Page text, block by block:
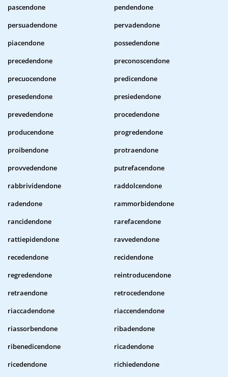
pascendone
pendendone
persuadendone
pervadendone
piacendone
possedendone
precedendone
preconoscendone
precuocendone
predicendone
presedendone
presiedendone
prevedendone
procedendone
producendone
progredendone
proibendone
protraendone
provvedendone
putrefacendone
rabbrividendone
raddolcendone
radendone
rammorbidendone
rancidendone
rarefacendone
rattiepidendone
ravvedendone
recedendone
recidendone
regredendone
reintroducendone
retraendone
retrocedendone
riaccadendone
riaccendendone
riassorbendone
ribadendone
ribenedicendone
ricadendone
ricedendone
richiedendone